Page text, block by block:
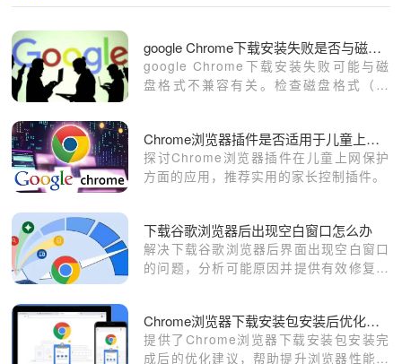
google Chrome下载安装失败是否与磁盘格式有关
google Chrome下载安装失败可能与磁
盘格式不兼容有关。检查磁盘格式（如
Chrome浏览器插件是否适用于儿童上网保护
探讨Chrome浏览器插件在儿童上网保护
方面的应用，推荐实用的家长控制插件。
下载谷歌浏览器后出现空白窗口怎么办
解决下载谷歌浏览器后界面出现空白窗口
的问题，分析可能原因并提供有效修复方
Chrome浏览器下载安装包安装后优化建议
提供了Chrome浏览器下载安装包安装完
成后的优化建议，帮助提升浏览器性能和